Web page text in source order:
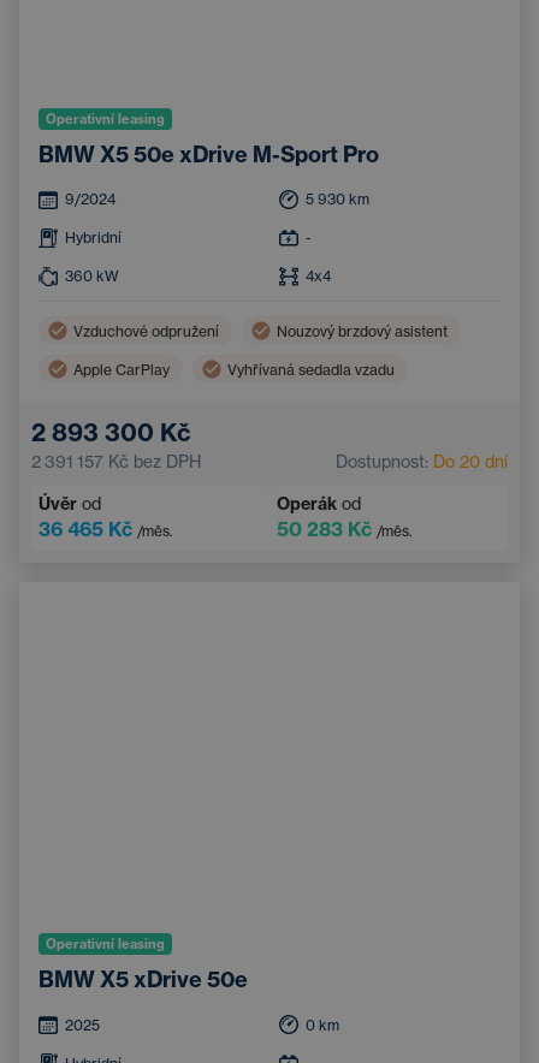
Operativní leasing
BMW X5 50e xDrive M-Sport Pro
9/2024 5 930 km
Hybridní -
360 kW 4x4
Vzduchové odpružení Nouzový brzdový asistent
Apple CarPlay Vyhřívaná sedadla vzadu
Android Auto
Systém rozpoznávání únavy Navigace
2 893 300 Kč
2 391 157 Kč bez DPH Dostupnost: Do 20 dní
Úvěr od
36 465 Kč /měs.
Operák od
50 283 Kč /měs.
Operativní leasing
BMW X5 xDrive 50e
2025 0 km